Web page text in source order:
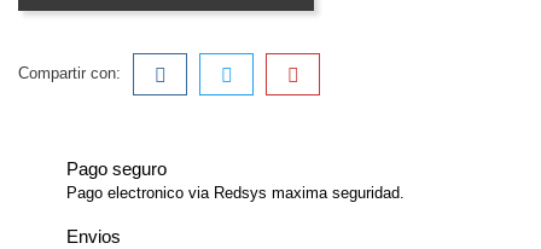
Compartir con:
Pago seguro
Pago electronico via Redsys maxima seguridad.
Envios